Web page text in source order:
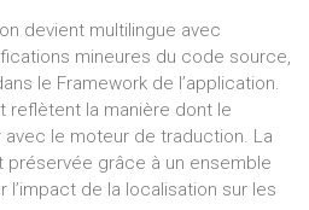
devient multilingue avec
mineures du code source,
le Framework de l’application.
reflètent la manière dont le
le moteur de traduction. La
préservée grâce à un ensemble
l’impact de la localisation sur les